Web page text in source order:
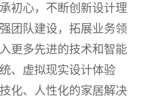
初心，不断创新设计理
团队建设，拓展业务领
更多先进的技术和智能
、虚拟现实设计体验
化、人性化的家居解决